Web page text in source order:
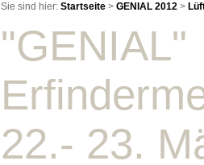
Sie sind hier: Startseite > GENIAL 2012 >
"GENIAL"
22.- 23.